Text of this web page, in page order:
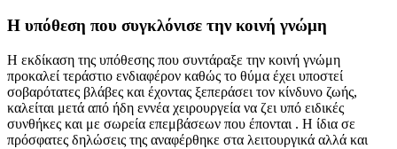
Η υπόθεση που συγκλόνισε την κοινή γνώμη
Η εκδίκαση της υπόθεσης που συντάραξε την κοινή γνώμη
προκαλεί τεράστιο ενδιαφέρον καθώς το θύμα έχει υποστεί
σοβαρότατες βλάβες και έχοντας ξεπεράσει τον κίνδυνο ζωής,
καλείται μετά από ήδη εννέα χειρουργεία να ζει υπό ειδικές
συνθήκες και με σωρεία επεμβάσεων που έπονται . Η ίδια σε
πρόσφατες δηλώσεις της αναφέρθηκε στα λειτουργικά αλλά και